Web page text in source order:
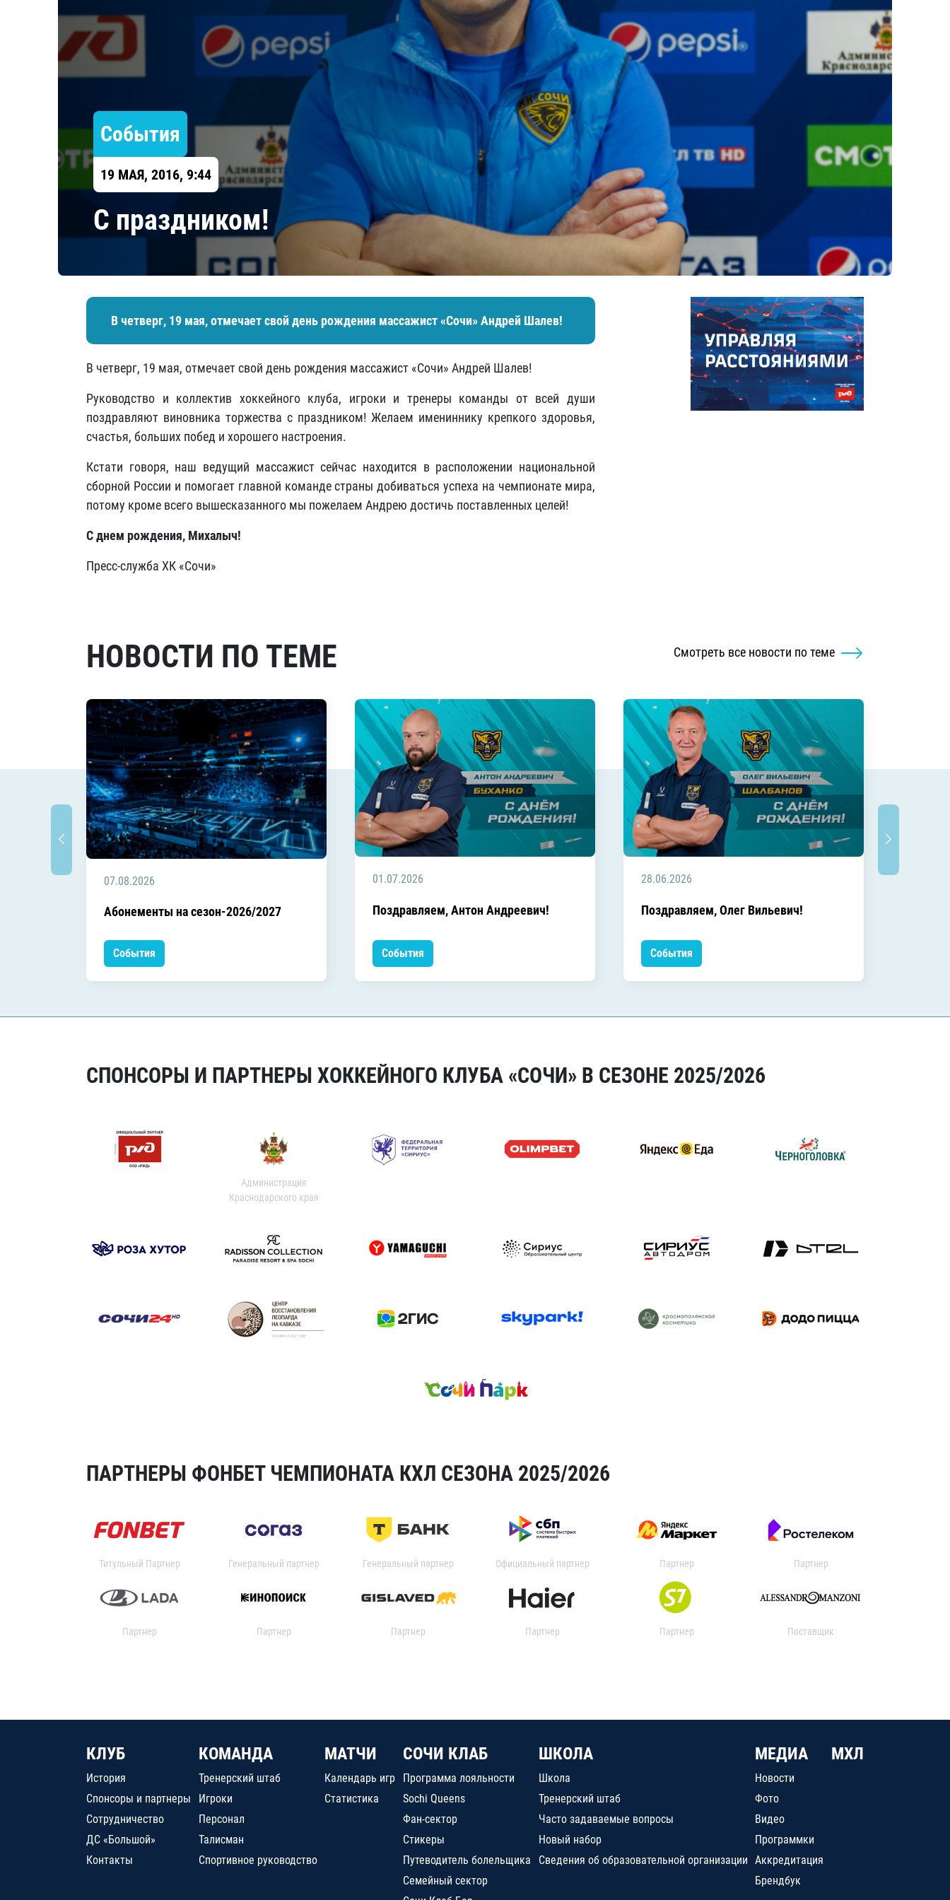
Северсталь
ЦСКА
Шанхайские Драконы
Барыс
Салават Юлаев
Сибирь
События
19 МАЯ, 2016, 9:44
С праздником!
В четверг, 19 мая, отмечает свой день рождения массажист «Сочи» Андрей Шалев!
В четверг, 19 мая, отмечает свой день рождения массажист «Сочи» Андрей Шалев!
Руководство и коллектив хоккейного клуба, игроки и тренеры команды от всей души
поздравляют виновника торжества с праздником! Желаем имениннику крепкого здоровья,
счастья, больших побед и хорошего настроения.
Кстати говоря, наш ведущий массажистсейчас находится в расположении национальной
сборной России и помогает главной команде страны добиваться успеха на чемпионате мира,
потому кроме всего вышесказанного мы пожелаем Андрею достичь поставленных целей!
С днем рождения, Михалыч!
Пресс-служба ХК «Сочи»
НОВОСТИ ПО ТЕМЕ Смотреть все новости по теме
07.08.2026
Абонементы на сезон-2026/2027
События
01.07.2026
Поздравляем, Антон Андреевич!
События
28.06.2026
Поздравляем, Олег Вильевич!
События
СПОНСОРЫ И ПАРТНЕРЫ ХОККЕЙНОГО КЛУБА «СОЧИ» В СЕЗОНЕ 2025/2026
Администрация
Краснодарского края
ПАРТНЕРЫ ФОНБЕТ ЧЕМПИОНАТА КХЛ СЕЗОНА 2025/2026
Титульный Партнер Генеральный партнер Генеральный партнер Официальный партнер Партнер Партнер
Партнер Партнер Партнер Партнер Партнер Поставщик
КЛУБ
История
Спонсоры и партнеры
Сотрудничество
ДС «Большой»
Контакты
КОМАНДА
Тренерский штаб
Игроки
Персонал
Талисман
Спортивное руководство
МАТЧИ
Календарь игр
Статистика
СОЧИ КЛАБ
Программа лояльности
Sochi Queens
Фан-сектор
Стикеры
Путеводитель болельщика
Семейный сектор
ШКОЛА
Школа
Тренерский штаб
Часто задаваемые вопросы
Новый набор
Сведения об образовательной организации
МЕДИА
Новости
Фото
Видео
Программки
Аккредитация
Брендбук
МХЛ